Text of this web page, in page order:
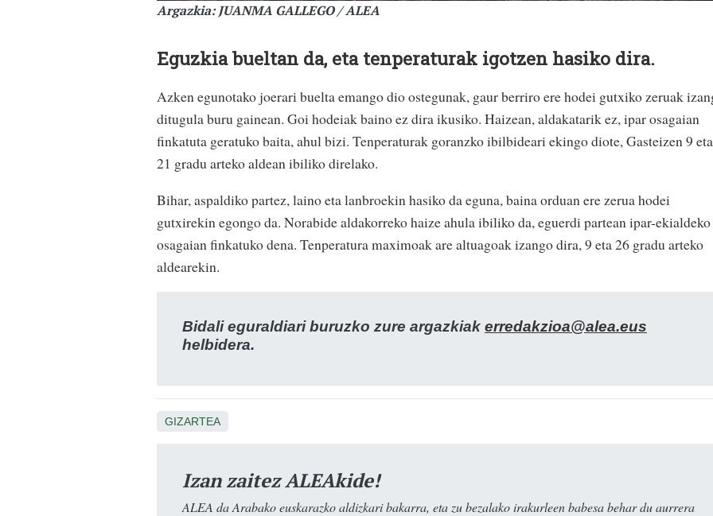
Argazkia: JUANMA GALLEGO / ALEA
Eguzkia bueltan da, eta tenperaturak igotzen hasiko dira.
Azken egunotako joerari buelta emango dio ostegunak, gaur berriro ere hodei gutxiko zeruak
ditugula buru gainean. Goi hodeiak baino ez dira ikusiko. Haizean, aldakatarik ez, ipar osagaian
finkatuta geratuko baita, ahul bizi. Tenperaturak goranzko ibilbideari ekingo diote, Gasteizen 9 eta
21 gradu arteko aldean ibiliko direlako.
Bihar, aspaldiko partez, laino eta lanbroekin hasiko da eguna, baina orduan ere zerua hodei
gutxirekin egongo da. Norabide aldakorreko haize ahula ibiliko da, eguerdi partean ipar-ekialdeko
osagaian finkatuko dena. Tenperatura maximoak are altuagoak izango dira, 9 eta 26 gradu arteko
aldearekin.
Bidali eguraldiari buruzko zure argazkiak erredakzioa@alea.eus
helbidera.
GIZARTEA
Izan zaitez ALEAkide!
ALEA da Arabako euskarazko aldizkari bakarra, eta zu bezalako irakurleen babesa behar du aurrera